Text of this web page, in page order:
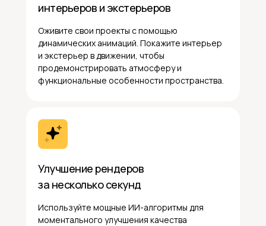
интерьеров и экстерьеров
Оживите свои проекты с помощью
динамических анимаций. Покажите интерьер
и экстерьер в движении, чтобы
продемонстрировать атмосферу и
функциональные особенности пространства.
Улучшение рендеров
за несколько секунд
Используйте мощные ИИ-алгоритмы для
моментального улучшения качества